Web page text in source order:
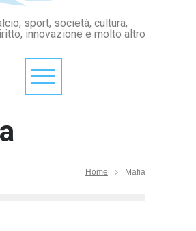
sport, società, cultura,
innovazione e molto altro
Home Mafia